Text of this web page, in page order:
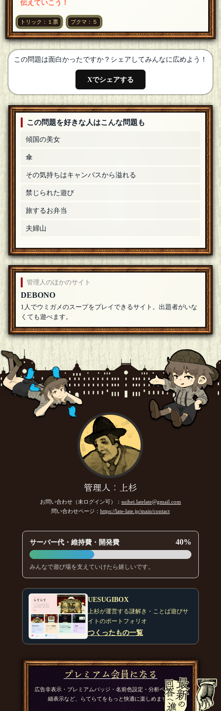
ｵﾝﾓﾗｯ
参加します
[25年04月14日 12:42]
伝えていこう！
トリック：１票 ブクマ：５
この問題は面白かったですか？シェアしてみんなに広めよう！
Xでシェアする
この問題を好きな人はこんな問題も
傾国の美女
傘
その気持ちはキャンバスから溢れる
禁じられた遊び
旅するお弁当
夫婦山
管理人のほかのサイト
DEBONO
1人でウミガメのスープをプレイできるサイト。出題者がいな
くても遊べます。
管理人：上杉
お問い合わせ（未ログイン可）： suihei.latelate@gmail.com
問い合わせページ： https://late-late.jp/main/contact
サーバー代・維持費・開発費 40%
みんなで遊び場を支えていけたら嬉しいです。
UESUGIBOX
上杉が運営する謎解き・ことば遊びサ
イトのポートフォリオ
つくったもの一覧
プレミアム会員になる
広告非表示・プレミアムバッジ・名前色設定・分析ページの詳
細表示など、らてらてをもっと快適に楽しめます。